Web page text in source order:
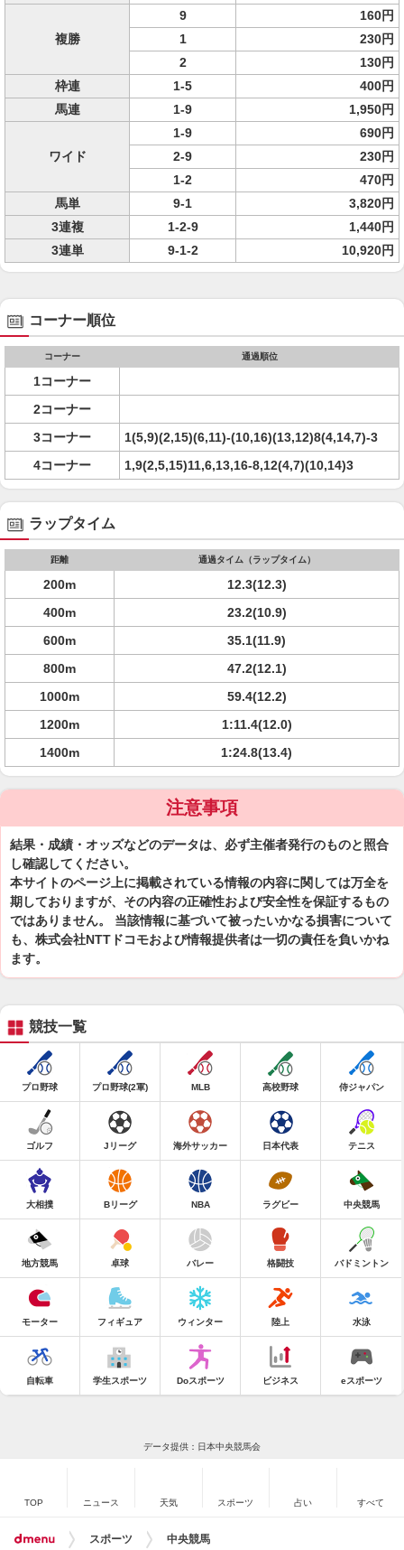
複勝
9
160円
1
230円
2
130円
枠連
1-5
400円
馬連
1-9 1,950円
ワイド
1-9
690円
2-9
230円
1-2
470円
馬単
9-1
3,820円
3連複
1-2-9
1,440円
3連単
9-1-2 10,920円
コーナー順位
コーナー 通過順位
1コーナー
2コーナー
3コーナー
1(5,9)(2,15)(6,11)-(10,16)(13,12)8(4,14,7)-3
4コーナー
1,9(2,5,15)11,6,13,16-8,12(4,7)(10,14)3
ラップタイム
距離 通過タイム（ラップタイム）
200m
12.3(12.3)
400m
23.2(10.9)
600m
35.1(11.9)
800m
47.2(12.1)
1000m
59.4(12.2)
1200m
1:11.4(12.0)
1400m
1:24.8(13.4)
注意事項
結果・成績・オッズなどのデータは、必ず主催者発行のものと照合
し確認してください。
本サイトのページ上に掲載されている情報の内容に関しては万全を
期しておりますが、その内容の正確性および安全性を保証するもの
ではありません。 当該情報に基づいて被ったいかなる損害について
も、株式会社NTTドコモおよび情報提供者は一切の責任を負いかね
ます。
競技一覧
プロ野球 プロ野球(2軍) MLB 高校野球 侍ジャパン
ゴルフ Jリーグ 海外サッカー 日本代表 テニス
大相撲 Bリーグ NBA ラグビー 中央競馬
地方競馬 卓球 バレー 格闘技 バドミントン
モーター フィギュア ウィンター 陸上 水泳
自転車 学生スポーツ Doスポーツ ビジネス eスポーツ
データ提供：日本中央競馬会
TOP ニュース 天気 スポーツ 占い すべて
スポーツ 中央競馬